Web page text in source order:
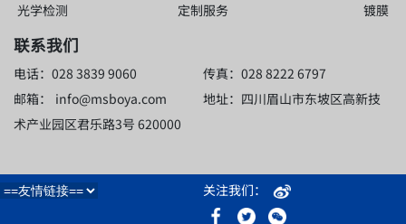
光学检测 定制服务 镀膜
联系我们
电话：028 3839 9060
传真：028 8222 6797
邮箱：
info@msboya.com
地址：四川眉山市东坡区高新技
术产业园区君乐路3号 620000
关注我们：